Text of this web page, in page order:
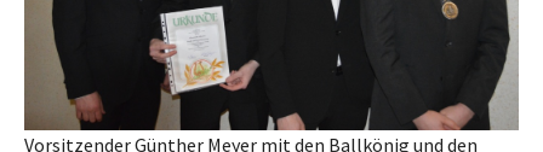
Vorsitzender Günther Meyer mit den Ballkönig und den